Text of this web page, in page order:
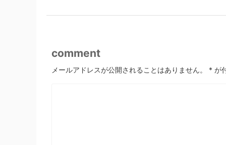
comment
メールアドレスが公開されることはありません。 * が